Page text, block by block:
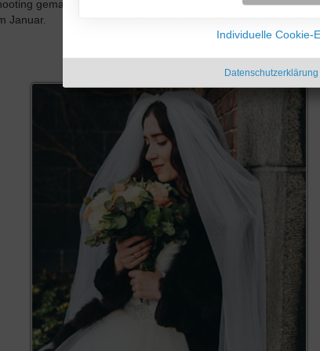
gemacht, denn sie liebt sowas. Sie war überglücklich
Januar.
Individuelle Cookie-
Datenschutzerklärung